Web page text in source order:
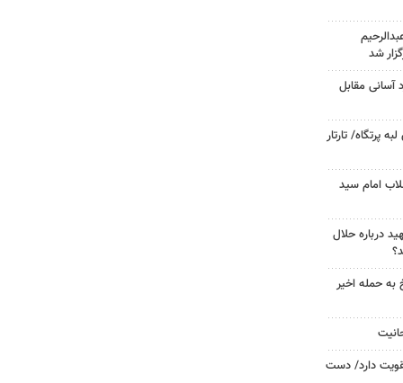
شد
آسانی مقابل
پرتگاه/ تارتار
امام سید
درباره حلال
به حمله اخیر
دارد/ دست